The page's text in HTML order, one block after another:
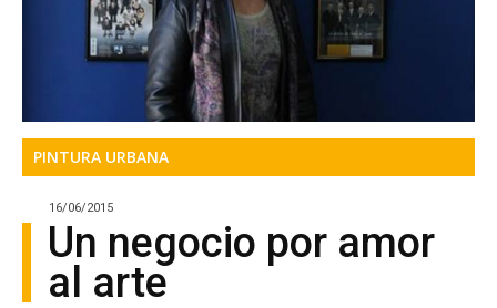
PINTURA URBANA
16/06/2015
Un negocio por amor
al arte